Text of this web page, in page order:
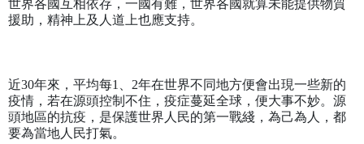
世界各國互相依存，一國有難，世界各國就算未能提供物質
援助，精神上及人道上也應支持。
近30年來，平均每1 2年在世界不同地方便會出現一些新的
疫情，若在源頭控制不住，疫症蔓延全球，便大事不妙。源
頭地區的抗疫，是保護世界人民的第一戰綫，為己為人，都
要為當地人民打氣。